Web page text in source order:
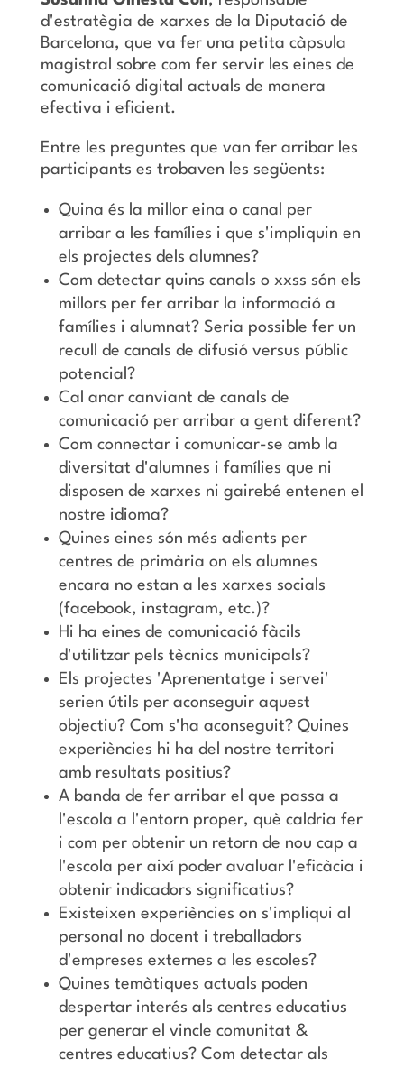
d'estratègia de xarxes de la Diputació de
Barcelona, que va fer una petita càpsula
magistral sobre com fer servir les eines de
comunicació digital actuals de manera
efectiva i eficient.
Entre les preguntes que van fer arribar les
participants es trobaven les següents:
Quina és la millor eina o canal per
arribar a les famílies i que s'impliquin en
els projectes dels alumnes?
Com detectar quins canals o xxss són els
millors per fer arribar la informació a
famílies i alumnat? Seria possible fer un
recull de canals de difusió versus públic
potencial?
Cal anar canviant de canals de
comunicació per arribar a gent diferent?
Com connectar i comunicar-se amb la
diversitat d'alumnes i famílies que ni
disposen de xarxes ni gairebé entenen el
nostre idioma?
Quines eines són més adients per
centres de primària on els alumnes
encara no estan a les xarxes socials
(facebook, instagram, etc.)?
Hi ha eines de comunicació fàcils
d'utilitzar pels tècnics municipals?
Els projectes 'Aprenentatge i servei'
serien útils per aconseguir aquest
objectiu? Com s'ha aconseguit? Quines
experiències hi ha del nostre territori
amb resultats positius?
A banda de fer arribar el que passa a
l'escola a l'entorn proper, què caldria fer
i com per obtenir un retorn de nou cap a
l'escola per així poder avaluar l'eficàcia i
obtenir indicadors significatius?
Existeixen experiències on s'impliqui al
personal no docent i treballadors
d'empreses externes a les escoles?
Quines temàtiques actuals poden
despertar interés als centres educatius
per generar el vincle comunitat &
centres educatius? Com detectar als